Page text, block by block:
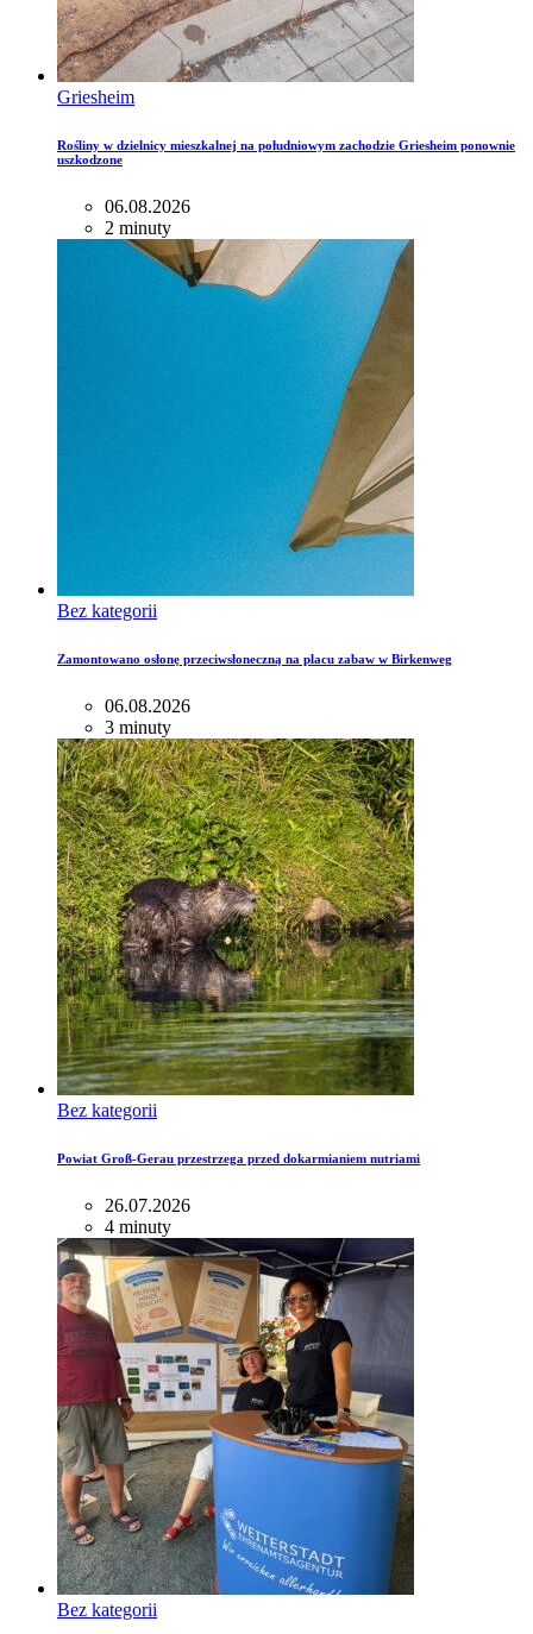
Griesheim
Rośliny w dzielnicy mieszkalnej na południowym zachodzie Griesheim ponownie
uszkodzone
06.08.2026
2 minuty
Bez kategorii
Zamontowano osłonę przeciwsłoneczną na placu zabaw w Birkenweg
06.08.2026
3 minuty
Bez kategorii
Powiat Groß-Gerau przestrzega przed dokarmianiem nutriami
26.07.2026
4 minuty
Bez kategorii